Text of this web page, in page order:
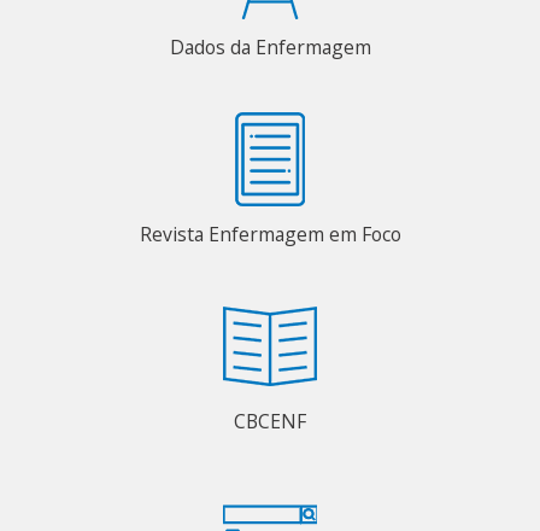
Dados da Enfermagem
Revista Enfermagem em Foco
CBCENF